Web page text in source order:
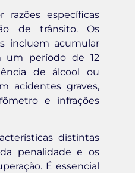
razões específicas
de trânsito. Os
incluem acumular
período de 12
de álcool ou
acidentes graves,
e infrações
distintas
penalidade e os
É essencial